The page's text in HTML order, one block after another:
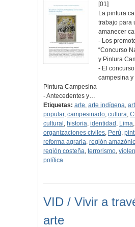
[01]
La pintura
trabajo para
amanecer
- Los
“Concurso
y Pintura
- El
campesina y
Pintura Campesina
- Antecedentes y…
Etiquetas: arte, arte indígena,
popular, campesinado, cultura,
cultural , historia, identidad , Lima,
organizaciones civiles, Perú,
reforma agraria, región
región costeña, terrorismo,
política
VID / Vivir a
arte